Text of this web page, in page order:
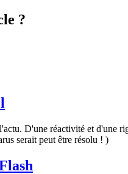
?
D'une réactivité et d'une
serait peut être résolu ! )